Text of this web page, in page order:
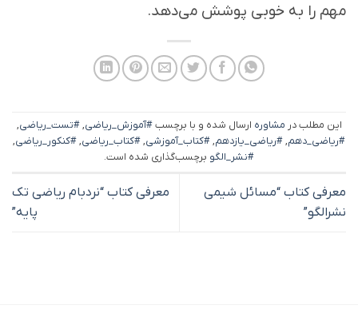
مهم را به خوبی پوشش می‌دهد.
این مطلب در مشاوره ارسال شده و با برچسب#آموزش_ریاضی,#تست_ریاضی,
#ریاضی_دهم,#ریاضی_یازدهم,#کتاب_آموزشی,#کتاب_ریاضی,#کنکور_ریاضی,
#نشر_الگو برچسب‌گذاری شده است.
معرفی کتاب “مسائل شیمی
نشرالگو”
معرفی کتاب “نردبام ریاضی تک
پایه”